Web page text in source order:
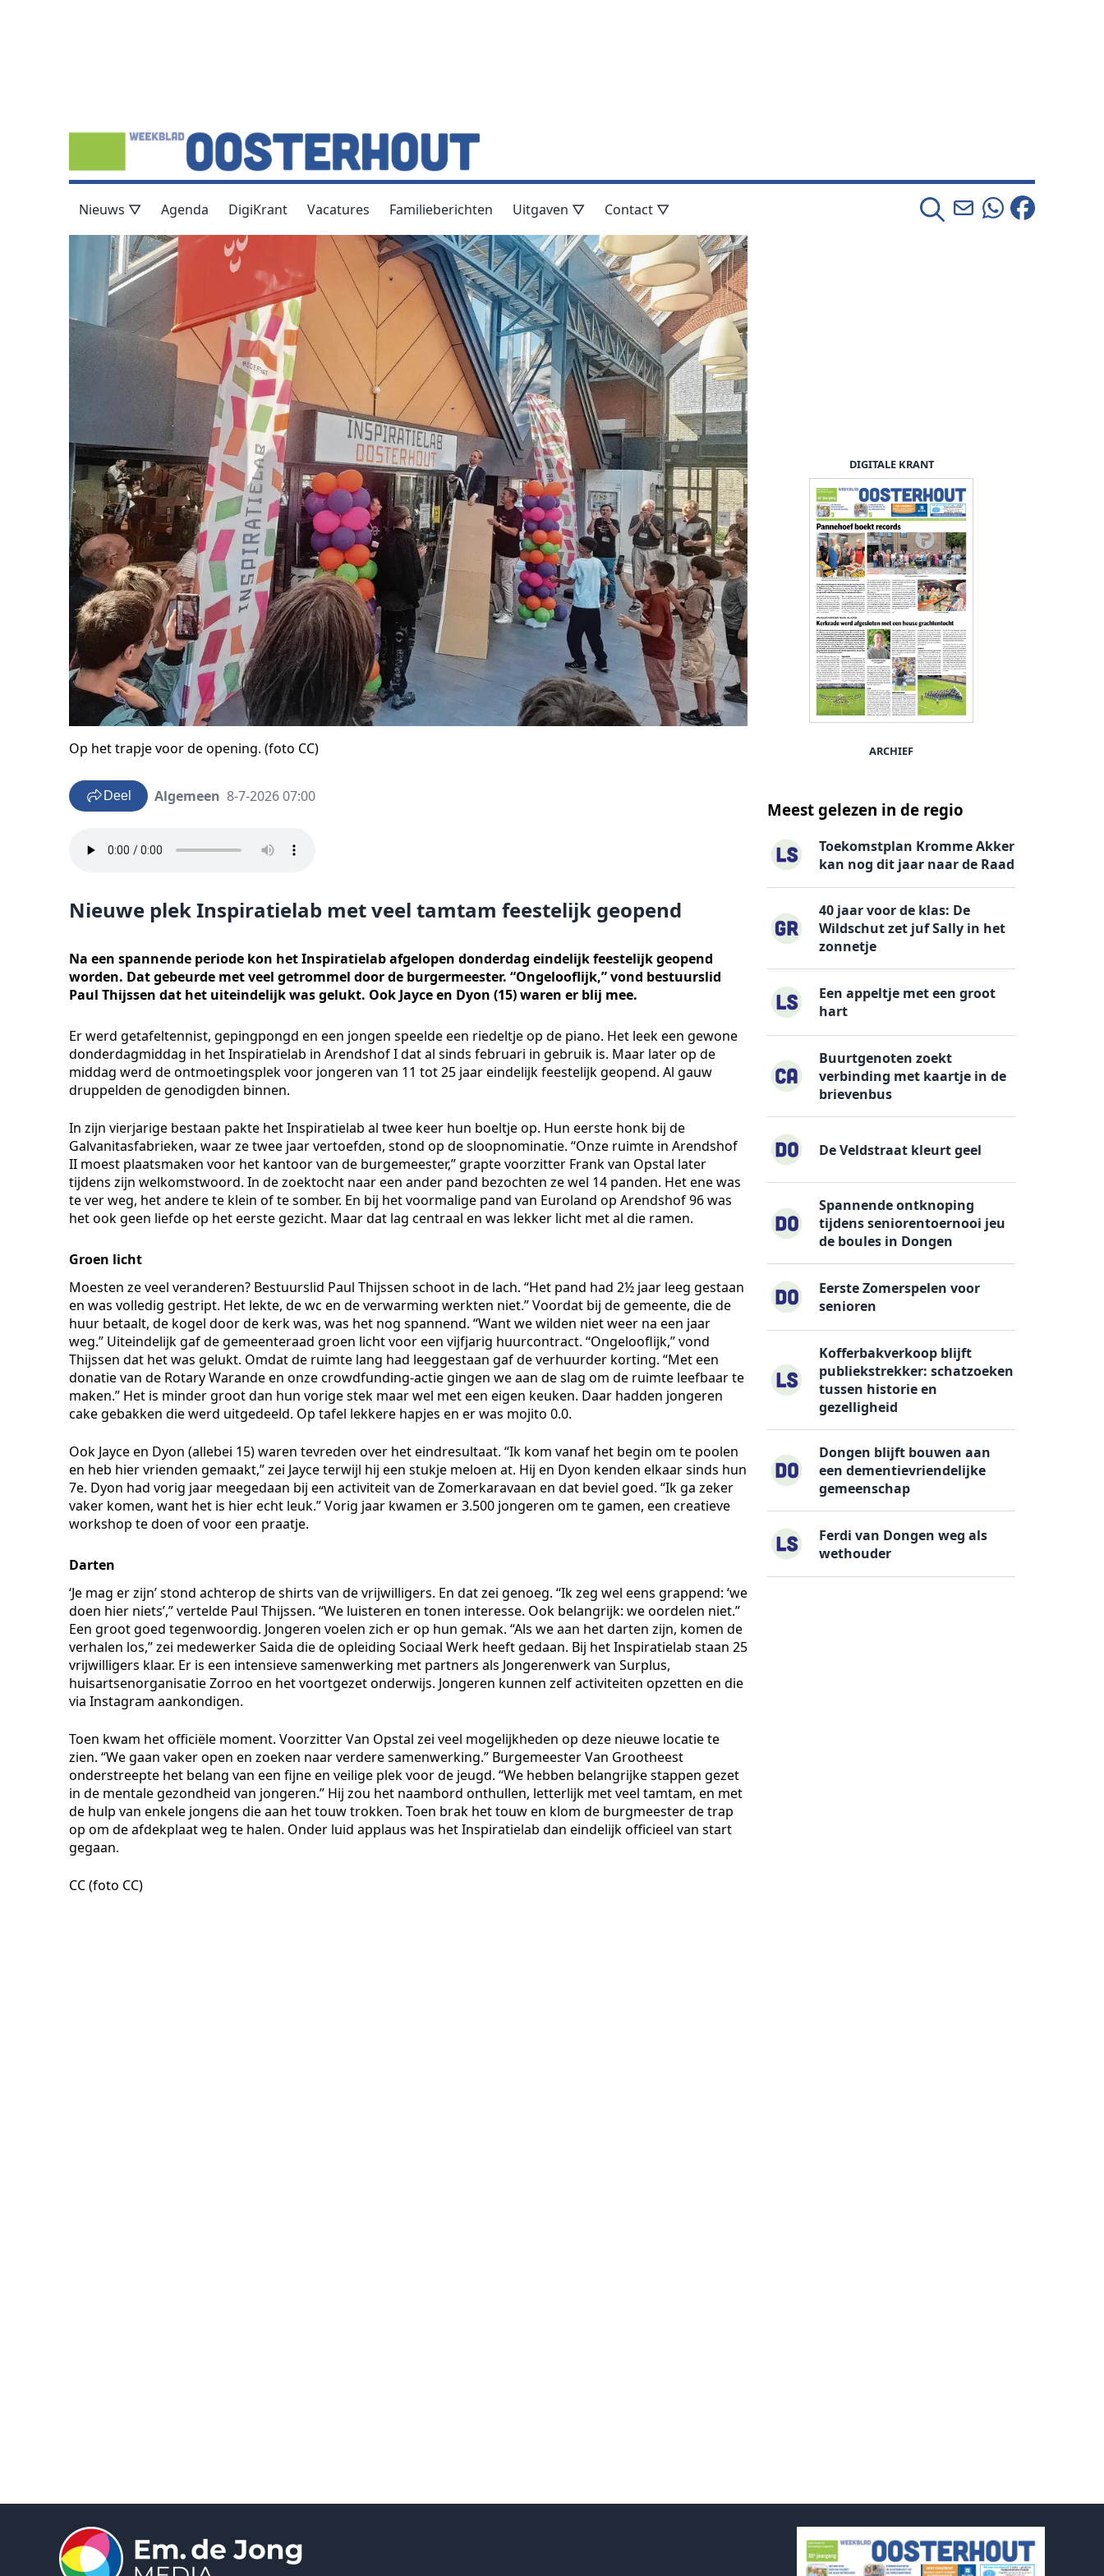
Nieuws ▽ Agenda DigiKrant Vacatures Familieberichten Uitgaven ▽ Contact ▽
Op het trapje voor de opening. (foto CC)
Deel Algemeen 8-7-2026 07:00
Nieuwe plek Inspiratielab met veel tamtam feestelijk geopend
Na een spannende periode kon het Inspiratielab afgelopen donderdag eindelijk feestelijk geopend
worden. Dat gebeurde met veel getrommel door de burgermeester. “Ongelooflijk,” vond bestuurslid
Paul Thijssen dat het uiteindelijk was gelukt. Ook Jayce en Dyon (15) waren er blij mee.
Er werd getafeltennist, gepingpongd en een jongen speelde een riedeltje op de piano. Het leek een gewone
donderdagmiddag in het Inspiratielab in Arendshof I dat al sinds februari in gebruik is. Maar later op de
middag werd de ontmoetingsplek voor jongeren van 11 tot 25 jaar eindelijk feestelijk geopend. Al gauw
druppelden de genodigden binnen.
In zijn vierjarige bestaan pakte het Inspiratielab al twee keer hun boeltje op. Hun eerste honk bij de
Galvanitasfabrieken, waar ze twee jaar vertoefden, stond op de sloopnominatie. “Onze ruimte in Arendshof
II moest plaatsmaken voor het kantoor van de burgemeester,” grapte voorzitter Frank van Opstal later
tijdens zijn welkomstwoord. In de zoektocht naar een ander pand bezochten ze wel 14 panden. Het ene was
te ver weg, het andere te klein of te somber. En bij het voormalige pand van Euroland op Arendshof 96 was
het ook geen liefde op het eerste gezicht. Maar dat lag centraal en was lekker licht met al die ramen.
Groen licht
Moesten ze veel veranderen? Bestuurslid Paul Thijssen schoot in de lach. “Het pand had 2½ jaar leeg gestaan
en was volledig gestript. Het lekte, de wc en de verwarming werkten niet.” Voordat bij de gemeente, die de
huur betaalt, de kogel door de kerk was, was het nog spannend. “Want we wilden niet weer na een jaar
weg.” Uiteindelijk gaf de gemeenteraad groen licht voor een vijfjarig huurcontract. “Ongelooflijk,” vond
Thijssen dat het was gelukt. Omdat de ruimte lang had leeggestaan gaf de verhuurder korting. “Met een
donatie van de Rotary Warande en onze crowdfunding-actie gingen we aan de slag om de ruimte leefbaar te
maken.” Het is minder groot dan hun vorige stek maar wel met een eigen keuken. Daar hadden jongeren
cake gebakken die werd uitgedeeld. Op tafel lekkere hapjes en er was mojito 0.0.
Ook Jayce en Dyon (allebei 15) waren tevreden over het eindresultaat. “Ik kom vanaf het begin om te poolen
en heb hier vrienden gemaakt,” zei Jayce terwijl hij een stukje meloen at. Hij en Dyon kenden elkaar sinds hun
7e. Dyon had vorig jaar meegedaan bij een activiteit van de Zomerkaravaan en dat beviel goed. “Ik ga zeker
vaker komen, want het is hier echt leuk.” Vorig jaar kwamen er 3.500 jongeren om te gamen, een creatieve
workshop te doen of voor een praatje.
Darten
‘Je mag er zijn’ stond achterop de shirts van de vrijwilligers. En dat zei genoeg. “Ik zeg wel eens grappend: ‘we
doen hier niets’,” vertelde Paul Thijssen. “We luisteren en tonen interesse. Ook belangrijk: we oordelen niet.”
Een groot goed tegenwoordig. Jongeren voelen zich er op hun gemak. “Als we aan het darten zijn, komen de
verhalen los,” zei medewerker Saida die de opleiding Sociaal Werk heeft gedaan. Bij het Inspiratielab staan 25
vrijwilligers klaar. Er is een intensieve samenwerking met partners als Jongerenwerk van Surplus,
huisartsenorganisatie Zorroo en het voortgezet onderwijs. Jongeren kunnen zelf activiteiten opzetten en die
via Instagram aankondigen.
Toen kwam het officiële moment. Voorzitter Van Opstal zei veel mogelijkheden op deze nieuwe locatie te
zien. “We gaan vaker open en zoeken naar verdere samenwerking.” Burgemeester Van Grootheest
onderstreepte het belang van een fijne en veilige plek voor de jeugd. “We hebben belangrijke stappen gezet
in de mentale gezondheid van jongeren.” Hij zou het naambord onthullen, letterlijk met veel tamtam, en met
de hulp van enkele jongens die aan het touw trokken. Toen brak het touw en klom de burgmeester de trap
op om de afdekplaat weg te halen. Onder luid applaus was het Inspiratielab dan eindelijk officieel van start
gegaan.
CC (foto CC)
DIGITALE KRANT
ARCHIEF
Meest gelezen in de regio
Toekomstplan Kromme Akker
kan nog dit jaar naar de Raad
40 jaar voor de klas: De
Wildschut zet juf Sally in het
zonnetje
Een appeltje met een groot
hart
Buurtgenoten zoekt
verbinding met kaartje in de
brievenbus
De Veldstraat kleurt geel
Spannende ontknoping
tijdens seniorentoernooi jeu
de boules in Dongen
Eerste Zomerspelen voor
senioren
Kofferbakverkoop blijft
publiekstrekker: schatzoeken
tussen historie en
gezelligheid
Dongen blijft bouwen aan
een dementievriendelijke
gemeenschap
Ferdi van Dongen weg als
wethouder